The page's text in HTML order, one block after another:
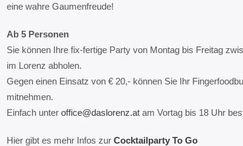
eine wahre Gaumenfreude!
Ab 5 Personen
Sie können Ihre fix-fertige Party von Montag bis Freitag
im Lorenz abholen.
Gegen einen Einsatz von € 20,- können Sie Ihr
mitnehmen.
Einfach unter office@daslorenz.atam Vortag bis 18 Uhr
Hier gibt es mehr Infos zur Cocktailparty To Go